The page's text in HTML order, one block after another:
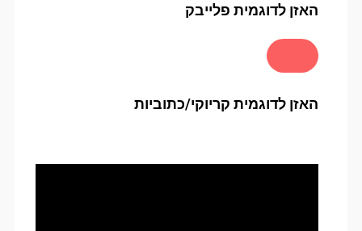
האזן לדוגמית פלייבק
האזן לדוגמית קריוקי/כתוביות